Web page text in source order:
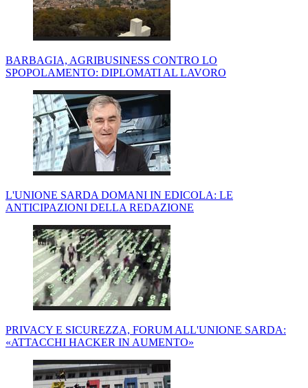
BARBAGIA, AGRIBUSINESS CONTRO LO
SPOPOLAMENTO: DIPLOMATI AL LAVORO
L'UNIONE SARDA DOMANI IN EDICOLA: LE
ANTICIPAZIONI DELLA REDAZIONE
PRIVACY E SICUREZZA, FORUM ALL'UNIONE SARDA:
«ATTACCHI HACKER IN AUMENTO»